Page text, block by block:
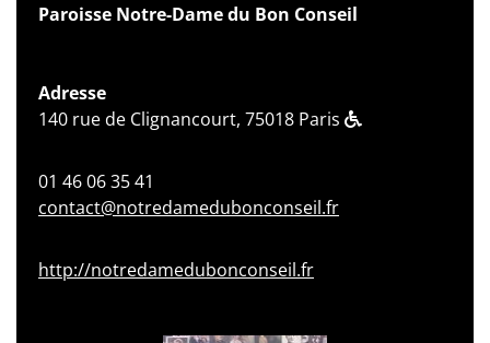
Paroisse Notre-Dame du Bon Conseil
Adresse
140 rue de Clignancourt, 75018 Paris
01 46 06 35 41
contact@notredamedubonconseil.fr
http://notredamedubonconseil.fr